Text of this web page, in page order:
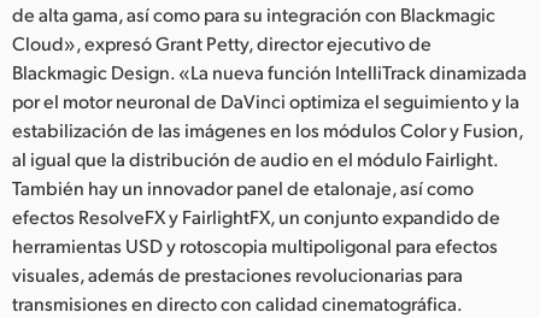
de alta gama, así como para su integración con Blackmagic
Cloud», expresó Grant Petty, director ejecutivo de
Blackmagic Design. «La nueva función IntelliTrack dinamizada
por el motor neuronal de DaVinci optimiza el seguimiento y la
estabilización de las imágenes en los módulos Color y Fusion,
al igual que la distribución de audio en el módulo Fairlight.
También hay un innovador panel de etalonaje, así como
efectos ResolveFX y FairlightFX, un conjunto expandido de
herramientas USD y rotoscopia multipoligonal para efectos
visuales, además de prestaciones revolucionarias para
transmisiones en directo con calidad cinematográfica.